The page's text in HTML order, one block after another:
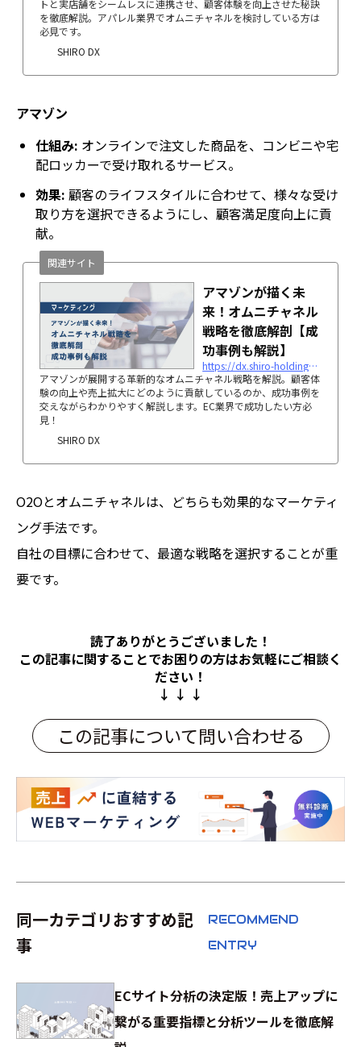
トと実店舗をシームレスに連携させ、顧客体験を向上させた秘訣
を徹底解説。アパレル業界でオムニチャネルを検討している方は
必見です。
SHIRO DX
アマゾン
仕組み: オンラインで注文した商品を、コンビニや宅
配ロッカーで受け取れるサービス。
効果: 顧客のライフスタイルに合わせて、様々な受け
取り方を選択できるようにし、顧客満足度向上に貢
献。
アマゾンが描く未
来！オムニチャネル
戦略を徹底解剖【成
功事例も解説】
https://dx.shiro-holdings.co.jp/p5811/
アマゾンが展開する革新的なオムニチャネル戦略を解説。顧客体
験の向上や売上拡大にどのように貢献しているのか、成功事例を
交えながらわかりやすく解説します。EC業界で成功したい方必
見！
SHIRO DX
関連サイト
O2Oとオムニチャネルは、どちらも効果的なマーケティ
ング手法です。
自社の目標に合わせて、最適な戦略を選択することが重
要です。
読了ありがとうございました！
この記事に関することでお困りの方はお気軽にご相談く
ださい！
↓ ↓ ↓
この記事について問い合わせる
同一カテゴリおすすめ記
事
RECOMMEND
ENTRY
ECサイト分析の決定版！売上アップに
繋がる重要指標と分析ツールを徹底解